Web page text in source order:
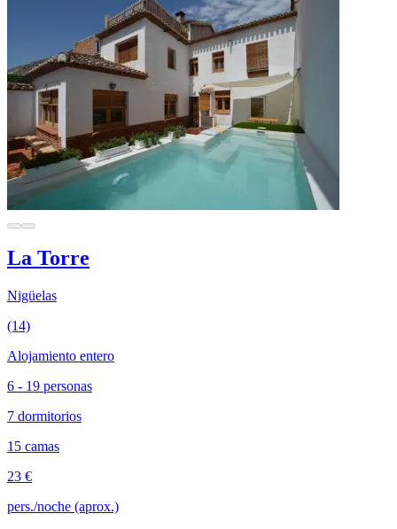
La Torre
Nigüelas
(14)
Alojamiento entero
6 - 19 personas
7 dormitorios
15 camas
23 €
pers./noche (aprox.)